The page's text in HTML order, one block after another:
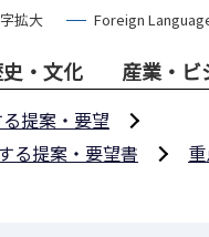
拡大 Foreign
・文化 産業・ビ
提案・要望
る提案・要望書